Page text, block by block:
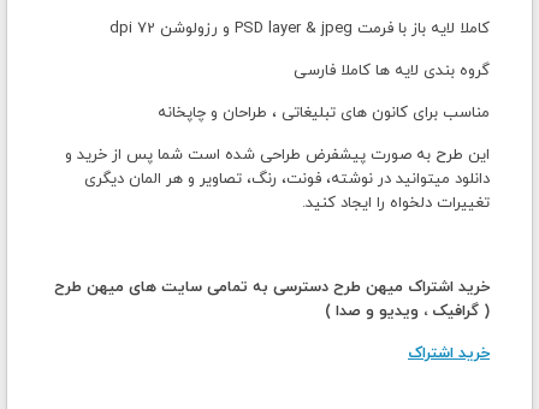
کاملا لایه باز با فرمت PSD layer & jpeg و رزولوشن 72 dpi
گروه بندی لایه ها کاملا فارسی
مناسب برای کانون های تبلیغاتی ، طراحان و چاپخانه
این طرح به صورت پیشفرض طراحی شده است شما پس از خرید و
دانلود میتوانید در نوشته، فونت، رنگ، تصاویر و هر المان دیگری
تغییرات دلخواه را ایجاد کنید.
خرید اشتراک میهن طرح دسترسی به تمامی سایت های میهن طرح
( گرافیک ، ویدیو و صدا )
خرید اشتراک